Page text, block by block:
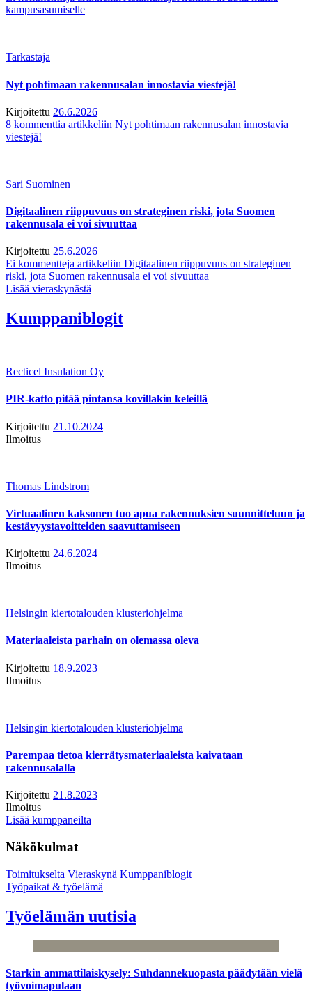
kampusasumiselle
Tarkastaja
Nyt pohtimaan rakennusalan innostavia viestejä!
Kirjoitettu 26.6.2026
8 kommenttia artikkeliin Nyt pohtimaan rakennusalan innostavia
viestejä!
Sari Suominen
Digitaalinen riippuvuus on strateginen riski, jota Suomen
rakennusala ei voi sivuuttaa
Kirjoitettu 25.6.2026
Ei kommentteja artikkeliin Digitaalinen riippuvuus on strateginen
riski, jota Suomen rakennusala ei voi sivuuttaa
Lisää vieraskynästä
Kumppaniblogit
Recticel Insulation Oy
PIR-katto pitää pintansa kovillakin keleillä
Kirjoitettu 21.10.2024
Ilmoitus
Thomas Lindstrom
Virtuaalinen kaksonen tuo apua rakennuksien suunnitteluun ja
kestävyystavoitteiden saavuttamiseen
Kirjoitettu 24.6.2024
Ilmoitus
Helsingin kiertotalouden klusteriohjelma
Materiaaleista parhain on olemassa oleva
Kirjoitettu 18.9.2023
Ilmoitus
Helsingin kiertotalouden klusteriohjelma
Parempaa tietoa kierrätysmateriaaleista kaivataan
rakennusalalla
Kirjoitettu 21.8.2023
Ilmoitus
Lisää kumppaneilta
Näkökulmat
Toimitukselta Vieraskynä Kumppaniblogit
Työpaikat & työelämä
Työelämän uutisia
Starkin ammattilaiskysely: Suhdannekuopasta päädytään vielä
työvoimapulaan